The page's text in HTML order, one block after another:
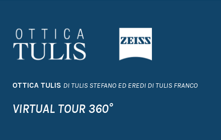
OTTICA TULIS DI TULIS STEFANO ED EREDI DI TULIS FRANCO
VIRTUAL TOUR 360°